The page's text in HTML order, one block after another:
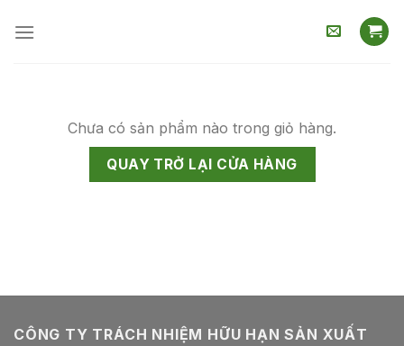
Chưa có sản phẩm nào trong giỏ hàng.
QUAY TRỞ LẠI CỬA HÀNG
CÔNG TY TRÁCH NHIỆM HỮU HẠN SẢN XUẤT